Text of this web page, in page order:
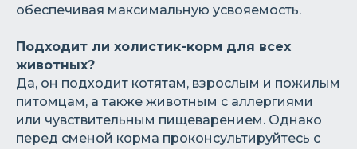
обеспечивая максимальную усвояемость.
Подходит ли холистик-корм для всех
животных?
Да, он подходит котятам, взрослым и пожилым
питомцам, а также животным с аллергиями
или чувствительным пищеварением. Однако
перед сменой корма проконсультируйтесь с